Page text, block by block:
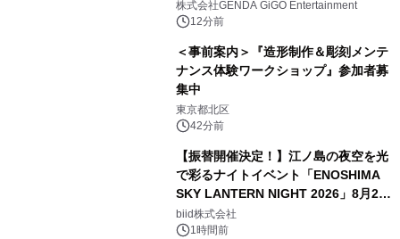
株式会社GENDA GiGO Entertainment
12分前
＜事前案内＞『造形制作＆彫刻メンテ
ナンス体験ワークショップ』参加者募
集中
東京都北区
42分前
【振替開催決定！】江ノ島の夜空を光
で彩るナイトイベント「ENOSHIMA
SKY LANTERN NIGHT 2026」8月22
日(土)振替開催＆受付スタート！
biid株式会社
1時間前